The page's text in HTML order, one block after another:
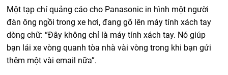
Một tạp chí quảng cáo cho Panasonic in hình một người
đàn ông ngồi trong xe hơi, đang gõ lên máy tính xách tay
dòng chữ: “Đây không chỉ là máy tính xách tay. Nó giúp
bạn lái xe vòng quanh tòa nhà vài vòng trong khi bạn gửi
thêm một vài email nữa”.